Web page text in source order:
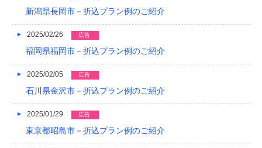
2014/09
2014/08
2014/07
2014/06
2014/03
新潟県長岡市－折込プラン例のご紹介
2025/02/26 広告
福岡県福岡市－折込プラン例のご紹介
2025/02/05 広告
石川県金沢市－折込プラン例のご紹介
2025/01/29 広告
東京都昭島市－折込プラン例のご紹介